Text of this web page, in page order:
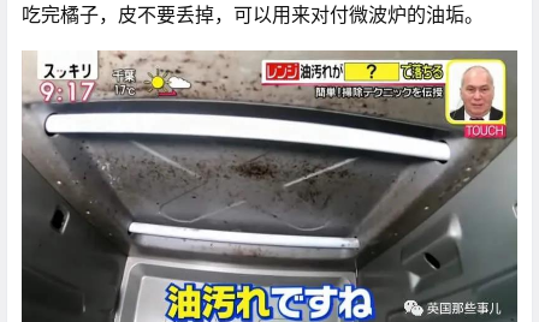
吃完橘子，皮不要丢掉，可以用来对付微波炉的油垢。